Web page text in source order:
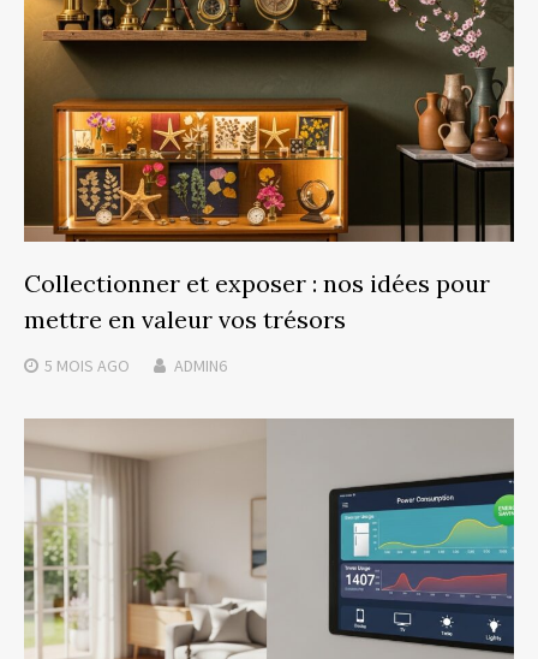
Collectionner et exposer : nos idées pour
mettre en valeur vos trésors
5 MOIS AGO ADMIN6